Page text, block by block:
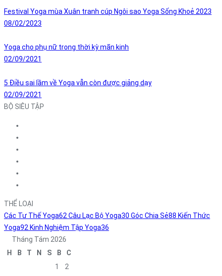
Festival Yoga mùa Xuân tranh cúp Ngôi sao Yoga Sống Khoẻ 2023
08/02/2023
Yoga cho phụ nữ trong thời kỳ mãn kinh
02/09/2021
5 Điều sai lầm về Yoga vẫn còn được giảng dạy
02/09/2021
BỘ SIÊU TẬP
THỂ LOẠI
Các Tư Thế Yoga62Câu Lạc Bộ Yoga30 Góc Chia Sẻ88 Kiến Thức
Yoga92 Kinh Nghiệm Tập Yoga36
Tháng Tám 2026
H
B T N S B
C
1
2